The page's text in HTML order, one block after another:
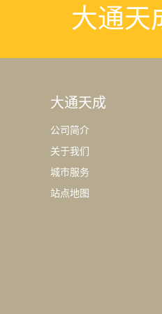
大通天
大通天成
公司简介
关于我们
城市服务
站点地图